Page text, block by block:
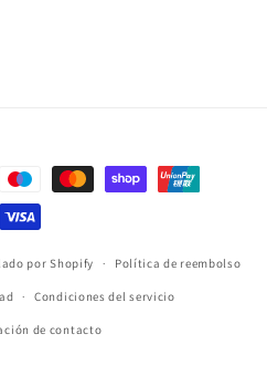
por Shopify Política de reembolso
Condiciones del servicio
de contacto